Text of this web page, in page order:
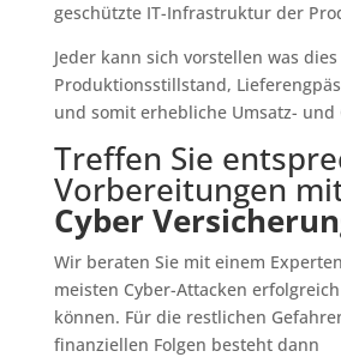
geschützte IT-Infrastruktur der
Jeder kann sich vorstellen was
Produktionsstillstand,
und somit erhebliche Umsatz- und
Treffen Sie
Vorbereitungen
Cyber
Wir beraten Sie mit einem
meisten Cyber-Attacken
können. Für die restlichen
finanziellen Folgen besteht dann